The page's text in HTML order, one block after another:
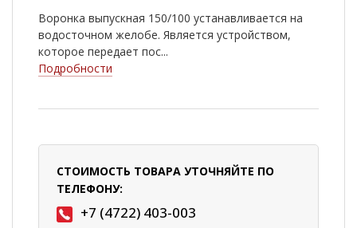
Воронка выпускная 150/100 устанавливается на
водосточном желобе. Является устройством,
которое передает пос...
Подробности
СТОИМОСТЬ ТОВАРА УТОЧНЯЙТЕ ПО
ТЕЛЕФОНУ:
+7 (4722) 403-003